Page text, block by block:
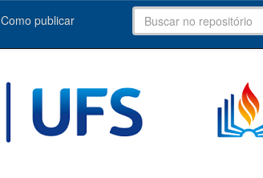
Como publicar